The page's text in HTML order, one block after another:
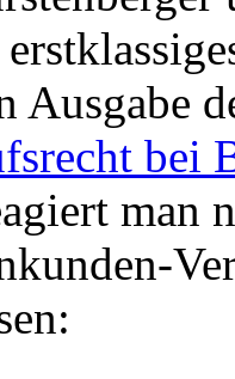
Ausgabe
bei
man